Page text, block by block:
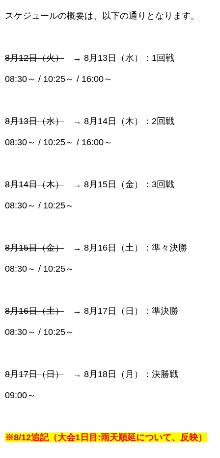
スケジュールの概要は、以下の通りとなります。
8月12日（火） → 8月13日（水）：1回戦
08:30～ / 10:25～ / 16:00～
8月13日（水） → 8月14日（木）： 2回戦
08:30～ / 10:25～ / 16:00～
8月14日（木） → 8月15日（金）：3回戦
08:30～ / 10:25～
8月15日（金） → 8月16日（土）：準々決勝
08:30～ / 10:25～
8月16日（土） → 8月17日（日）：準決勝
08:30～ / 10:25～
8月17日（日） → 8月18日（月）：決勝戦
09:00～
※8/12追記（大会1日目:雨天順延について、反映）